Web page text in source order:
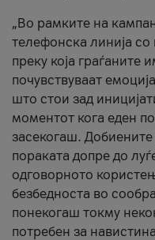
„Во рамките на
телефонска линија со
преку која граѓаните
почувствуваат
што стои зад
моментот кога еден
засекогаш.
пораката допре до
одговорното
безбедноста во
понекогаш токму
потребен за